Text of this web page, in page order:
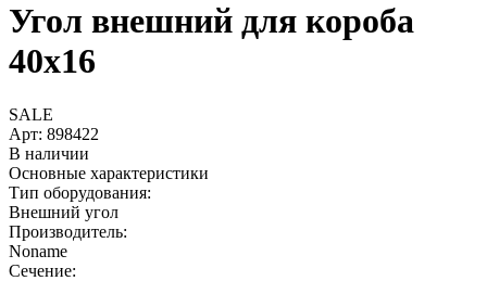
Угол внешний для короба
40х16
SALE
Арт: 898422
В наличии
Основные характеристики
Тип оборудования:
Внешний угол
Производитель:
Noname
Сечение: